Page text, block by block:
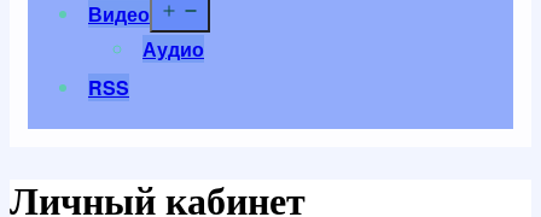
Видео
Аудио
RSS
Личный кабинет